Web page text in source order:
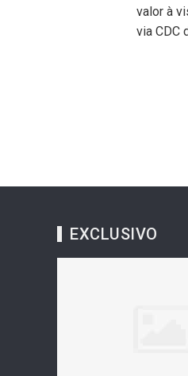
valor à
via CDC
EXCLUSIVO